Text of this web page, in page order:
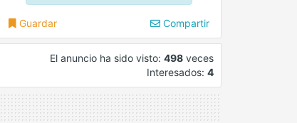
Guardar Compartir
El anuncio ha sido visto: 498 veces
Interesados: 4